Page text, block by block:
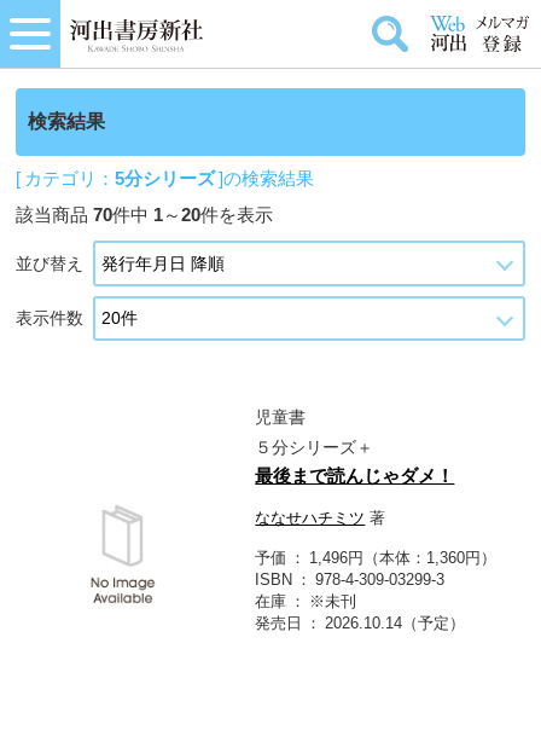
検索結果
[ カテゴリ：5分シリーズ]の検索結果
該当商品70件中 1～20件を表示
並び替え
表示件数
児童書
５分シリーズ＋
最後まで読んじゃダメ！
ななせハチミツ 著
予価
1,496円（本体：1,360円）
ISBN
978-4-309-03299-3
在庫
※未刊
発売日
2026.10.14（予定）